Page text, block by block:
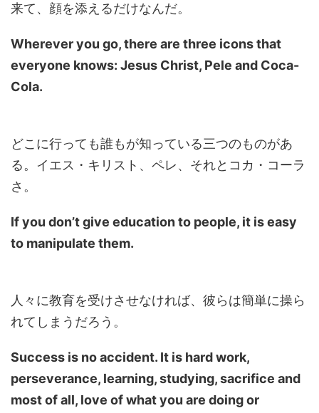
来て、顔を添えるだけなんだ。
Wherever you go, there are three icons that
everyone knows: Jesus Christ, Pele and Coca-
Cola.
どこに行っても誰もが知っている三つのものがあ
る。イエス・キリスト、ペレ、それとコカ・コーラ
さ。
If you don’t give education to people, it is easy
to manipulate them.
人々に教育を受けさせなければ、彼らは簡単に操ら
れてしまうだろう。
Success is no accident. It is hard work,
perseverance, learning, studying, sacrifice and
most of all, love of what you are doing or